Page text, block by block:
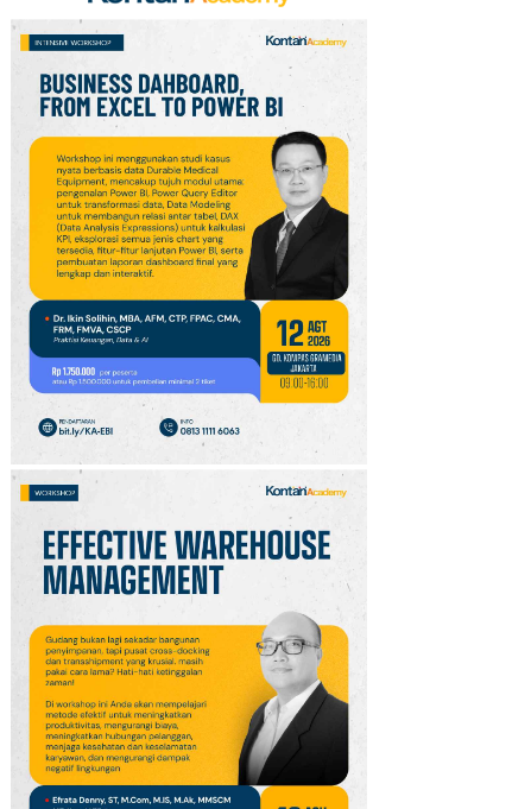
8
Krisis Migrasi Ancam
Status Maroko sebagai
Tuan Rumah Piala Dunia
2030
Promo Super Hemat
Indomaret 6–19 Agustus
2026, Diskon Kebutuhan
Rumah hingga 40%
10 Jadwal Persija vs Arema
FC Perebutan Juara 3
Piala Presiden 2026,
Kick-off Sore Ini